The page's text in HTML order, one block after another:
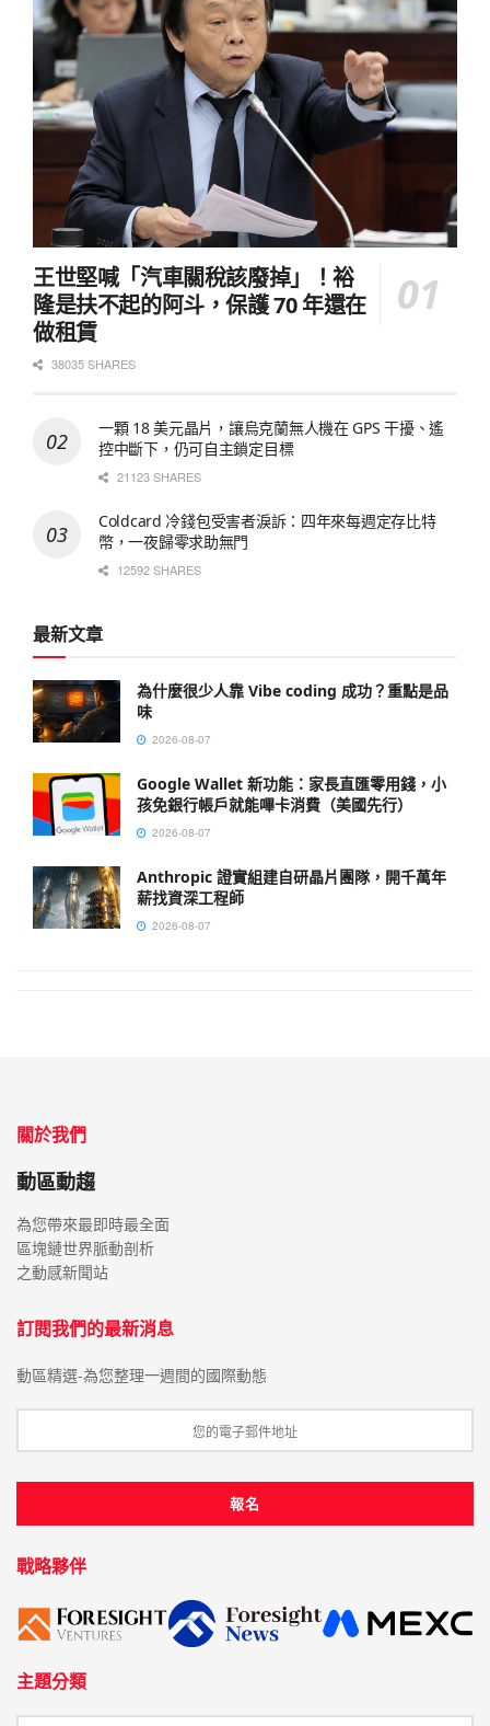
王世堅喊「汽車關稅該廢掉」！裕
隆是扶不起的阿斗，保護 70 年還在
做租賃
38035 SHARES
一顆 18 美元晶片，讓烏克蘭無人機在 GPS 干擾、遙
控中斷下，仍可自主鎖定目標
21123 SHARES
Coldcard 冷錢包受害者淚訴：四年來每週定存比特
幣，一夜歸零求助無門
12592 SHARES
最新文章
為什麼很少人靠 Vibe coding 成功？重點是品
味
2026-08-07
Google Wallet 新功能：家長直匯零用錢，小
孩免銀行帳戶就能嗶卡消費（美國先行）
2026-08-07
Anthropic 證實組建自研晶片團隊，開千萬年
薪找資深工程師
2026-08-07
關於我們
動區動趨
為您帶來最即時最全面
區塊鏈世界脈動剖析
之動感新聞站
訂閱我們的最新消息
動區精選-為您整理一週間的國際動態
戰略夥伴
主題分類